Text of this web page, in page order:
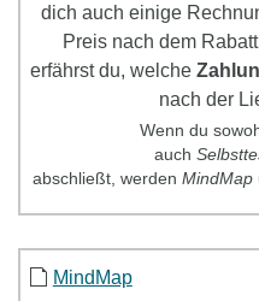
dich auch einige
Preis nach dem
erfährst du, welche
nach der
Wenn du
auch
abschließt, werden MindMap
MindMap